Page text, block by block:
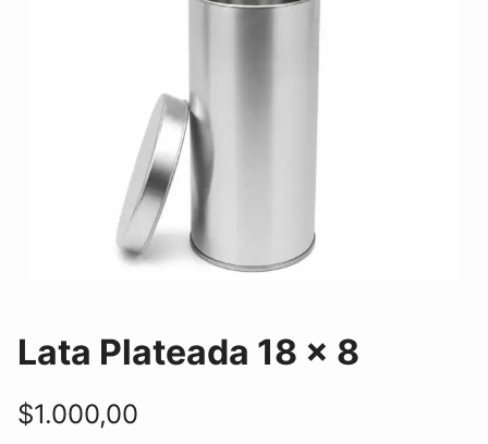
Lata Plateada 18 x 8
$1.000,00